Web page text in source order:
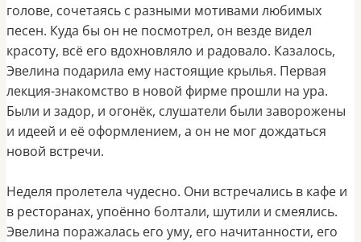
голове, сочетаясь с разными мотивами любимых
песен. Куда бы он не посмотрел, он везде видел
красоту, всё его вдохновляло и радовало. Казалось,
Эвелина подарила ему настоящие крылья. Первая
лекция-знакомство в новой фирме прошли на ура.
Были и задор, и огонёк, слушатели были заворожены
и идеей и её оформлением, а он не мог дождаться
новой встречи.
Неделя пролетела чудесно. Они встречались в кафе и
в ресторанах, упоённо болтали, шутили и смеялись.
Эвелина поражалась его уму, его начитанности, его